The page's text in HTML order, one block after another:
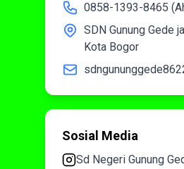
0858-1393-8465
SDN Gunung Gede
Kota Bogor
Sosial Media
Sd Negeri Gunung